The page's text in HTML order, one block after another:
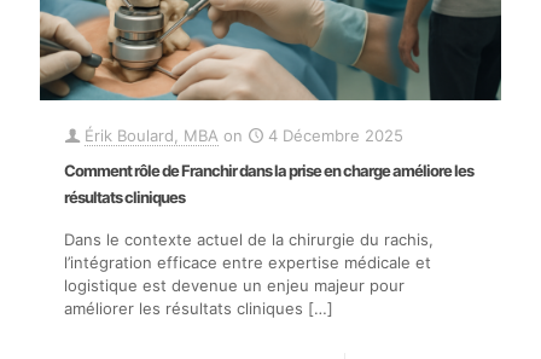
Érik Boulard, MBA on
4 Décembre 2025
Comment rôle de Franchir dans la prise en charge améliore les
résultats cliniques
Dans le contexte actuel de la chirurgie du rachis,
l’intégration efficace entre expertise médicale et
logistique est devenue un enjeu majeur pour
améliorer les résultats cliniques […]